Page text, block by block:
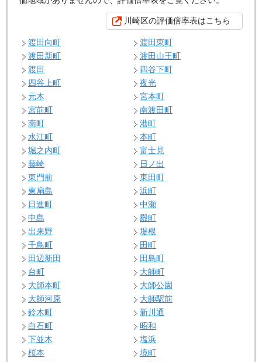
川崎区の評価倍率表はこちら
渡田向町
渡田東町
渡田新町
渡田山王町
渡田
四谷下町
四谷上町
夜光
元木
宮本町
宮前町
南渡田町
南町
港町
水江町
本町
堀之内町
富士見
藤崎
日ノ出
東門前
東田町
東扇島
浜町
日進町
中瀬
中島
殿町
出来野
堤根
千鳥町
田町
田辺新田
田島町
台町
大師町
大師本町
大師公園
大師河原
大師駅前
鈴木町
新川通
白石町
昭和
下並木
塩浜
桜本
境町